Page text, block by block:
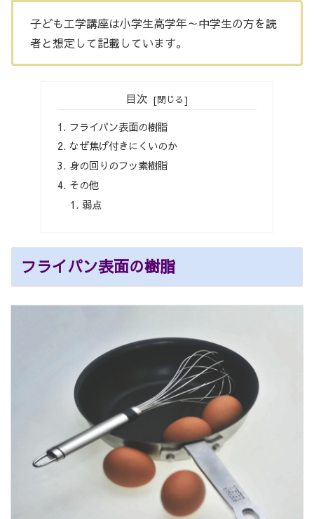
子ども工学講座は小学生高学年～中学生の方を読
者と想定して記載しています。
目次
フライパン表面の樹脂
なぜ焦げ付きにくいのか
身の回りのフッ素樹脂
その他
弱点
フライパン表面の樹脂